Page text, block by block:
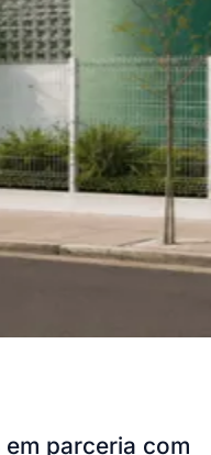
parceria com
e ineficiências